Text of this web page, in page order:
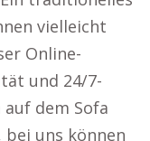
vielleicht
Online-
und 24/7-
dem Sofa
uns können